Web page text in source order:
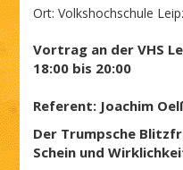
Ort:Volkshochschule
Vortrag an der VHS
18:00 bis 20:00
Referent: Joachim
Der Trumpsche
Schein und